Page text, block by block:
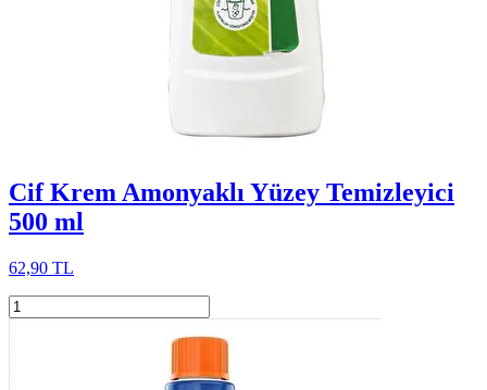
Cif Krem Amonyaklı Yüzey Temizleyici
500 ml
62,90 TL